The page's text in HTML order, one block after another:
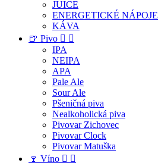
JUICE
ENERGETICKÉ NÁPOJE
KÁVA
🍺 Pivo  
IPA
NEIPA
APA
Pale Ale
Sour Ale
Pšeničná piva
Nealkoholická piva
Pivovar Zichovec
Pivovar Clock
Pivovar Matuška
🍷 Víno  